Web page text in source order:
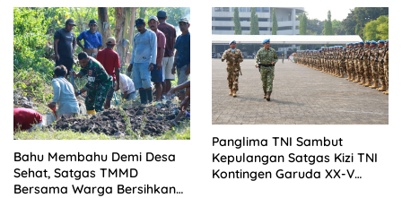
Bahu Membahu Demi Desa
Sehat, Satgas TMMD
Bersama Warga Bersihkan
Panglima TNI Sambut
Kepulangan Satgas Kizi TNI
Kontingen Garuda XX-V